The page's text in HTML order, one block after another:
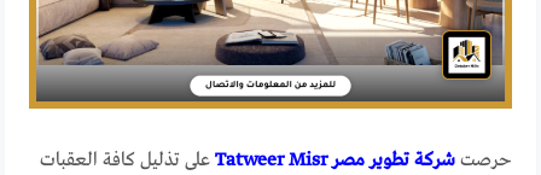
حرصتشركة تطوير مصر Tatweer Misr
على تذليل كافة العقبات